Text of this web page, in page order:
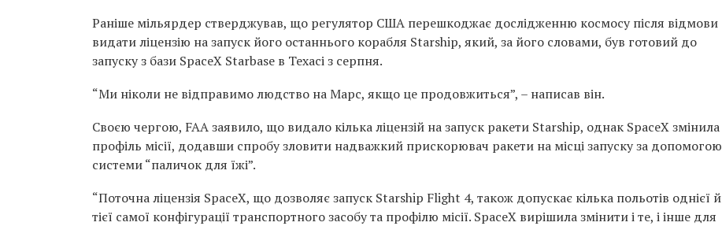
Раніше мільярдер стверджував, що регулятор США перешкоджає дослідженню космосу після відмови
видати ліцензію на запуск його останнього корабля Starship, який, за його словами, був готовий до
запуску з бази SpaceX Starbase в Техасі з серпня.
“Ми ніколи не відправимо людство на Марс, якщо це продовжиться”, – написав він.
Своєю чергою, FAA заявило, що видало кілька ліцензій на запуск ракети Starship, однак SpaceX змінила
профіль місії, додавши спробу зловити надважкий прискорювач ракети на місці запуску за допомогою
системи “паличок для їжі”.
“Поточна ліцензія SpaceX, що дозволяє запуск Starship Flight 4, також допускає кілька польотів однієї й
тієї самої конфігурації транспортного засобу та профілю місії. SpaceX вирішила змінити і те, і інше для